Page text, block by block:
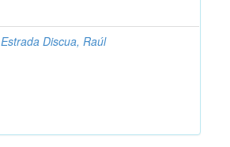
Estrada Discua, Raúl